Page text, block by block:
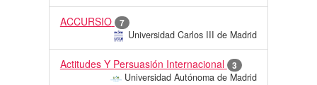
ACCURSIO
7
Universidad Carlos III de Madrid
Actitudes Y Persuasión Internacional
3
Universidad Autónoma de Madrid